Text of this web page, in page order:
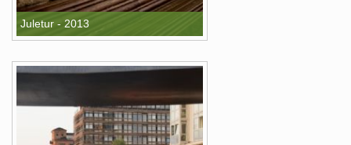
Juletur - 2013